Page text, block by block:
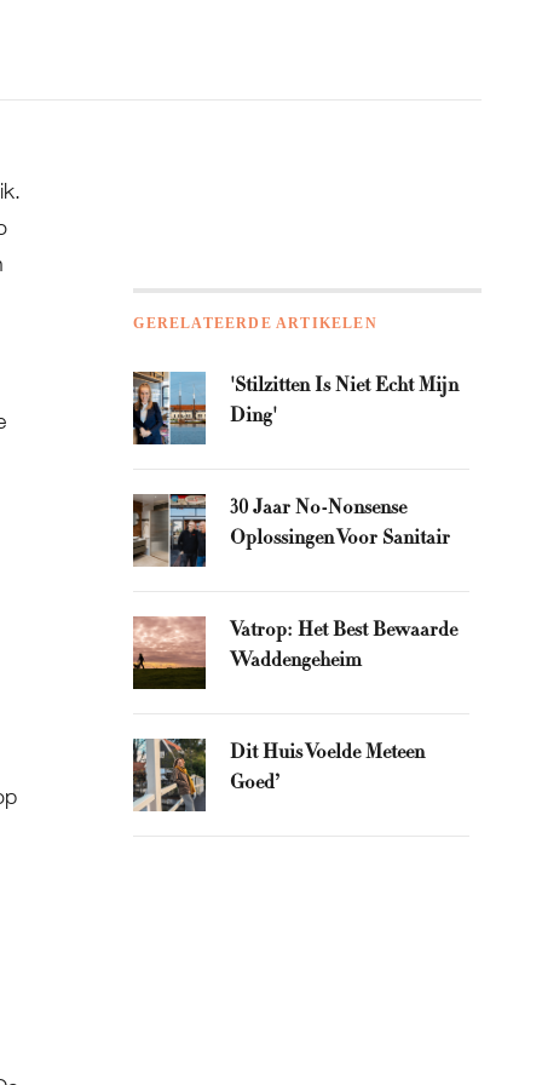
GERELATEERDE ARTIKELEN
'Stilzitten Is Niet Echt Mijn
Ding'
30 Jaar No-Nonsense
Oplossingen Voor Sanitair
Vatrop: Het Best Bewaarde
Waddengeheim
Dit Huis Voelde Meteen
Goed’